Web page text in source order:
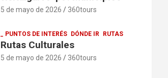
5 de mayo de 2026 360tours
_ PUNTOS DE INTERÉS DÓNDE IR RUTAS
Rutas Culturales
5 de mayo de 2026 360tours